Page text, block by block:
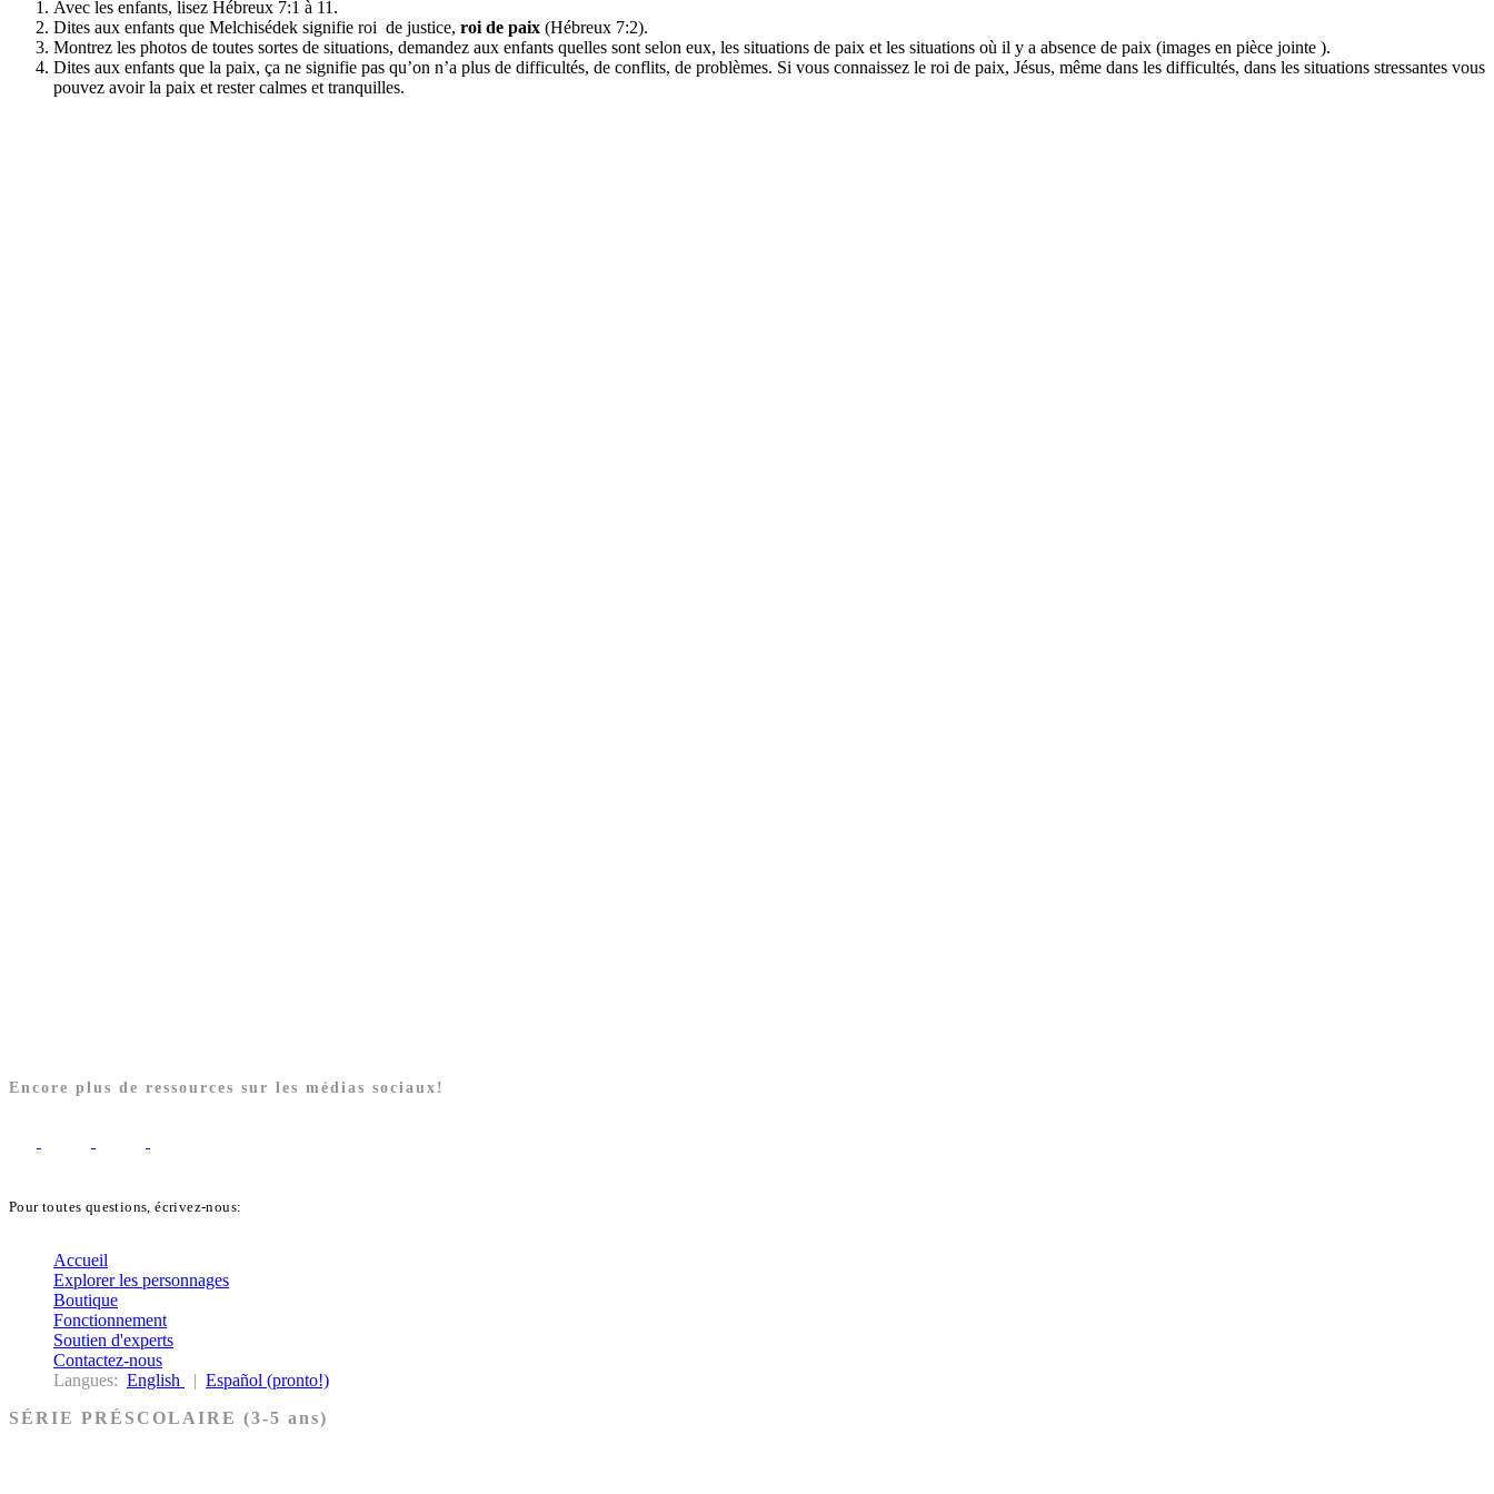
Avec les enfants, lisez Hébreux 7:1 à 11.
Dites aux enfants que Melchisédek signifie roi de justice, roi de paix (Hébreux 7:2).
Montrez les photos de toutes sortes de situations, demandez aux enfants quelles sont selon eux, les situations de paix et les situations où il y a absence de paix (images en pièce jointe ).
Dites aux enfants que la paix, ça ne signifie pas qu’on n’a plus de difficultés, de conflits, de problèmes. Si vous connaissez le roi de paix, Jésus, même dans les difficultés, dans les situations stressantes vous
pouvez avoir la paix et rester calmes et tranquilles.
Encore plus de ressources sur les médias sociaux!
Pour toutes questions, écrivez-nous:
Accueil
Explorer les personnages
Boutique
Fonctionnement
Soutien d'experts
Contactez-nous
Langues: English | Español (pronto!)
SÉRIE PRÉSCOLAIRE (3-5 ans)